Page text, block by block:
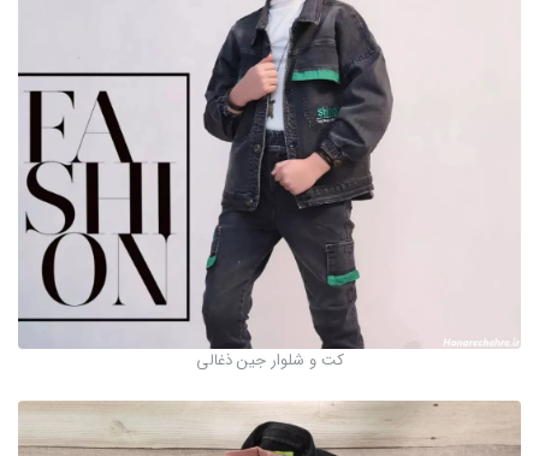
کت و شلوار جین ذغالی